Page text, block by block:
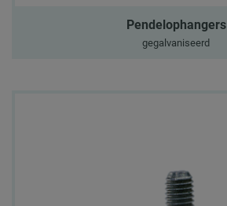
Pendelophangers
gegalvaniseerd